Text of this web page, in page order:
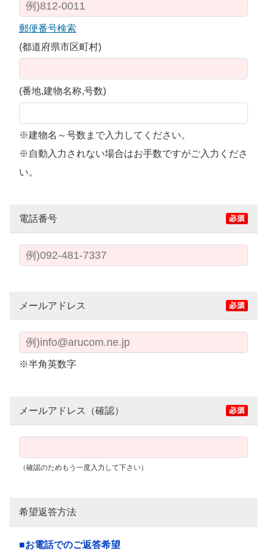
郵便番号検索
(都道府県市区町村)
(番地,建物名称,号数)
※建物名～号数まで入力してください。
※自動入力されない場合はお手数ですがご入力くださ
い。
電話番号
メールアドレス
※半角英数字
メールアドレス（確認）
（確認のためもう一度入力して下さい）
希望返答方法
■お電話でのご返答希望